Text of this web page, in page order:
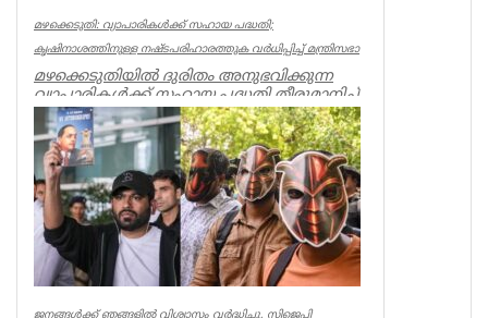
മഴക്കെടുതി: വ്യാപാരികൾക്ക് സഹായ പദ്ധതി;
കൃഷിനാശത്തിനുള്ള നഷ്ടപരിഹാരത്തുക വർ‌ധിപ്പിച്ച് മന്ത്രിസഭാ
മഴക്കെടുതിയിൽ ദുരിതം അനുഭവിക്കുന്ന
വ്യാപാരികൾക്ക് സഹായ പദ്ധതി തീരുമാനിച്ച്
മന്ത്രിസഭാ യോഗം. കടകളിൽ ...
Kerala
ജനങ്ങൾക്ക് ഞങ്ങളിൽ വിശ്വാസം വർദ്ധിച്ചു, സിജെപി